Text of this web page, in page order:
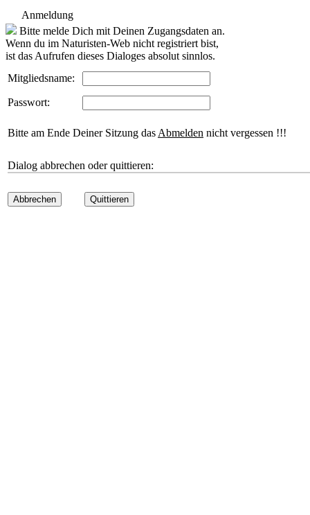
Anmeldung
Bitte melde Dich mit Deinen Zugangsdaten an.
Wenn du im Naturisten-Web nicht registriert bist,
ist das Aufrufen dieses Dialoges absolut sinnlos.
Mitgliedsname:
Passwort:
Bitte am Ende Deiner Sitzung das Abmelden nicht vergessen !!!
Dialog abbrechen oder quittieren:
Abbrechen Quittieren